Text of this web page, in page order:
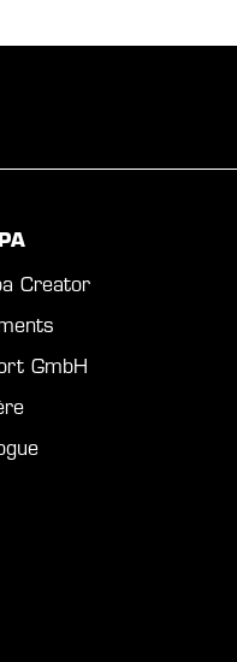
Creator
GmbH